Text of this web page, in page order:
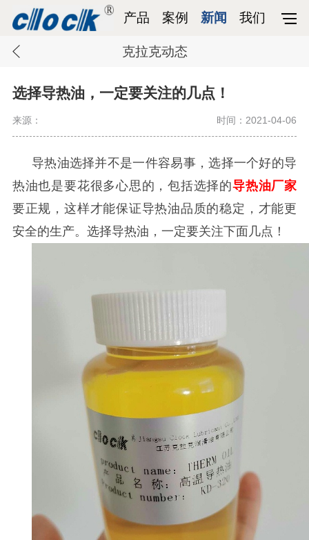
产品 案例 新闻 我们
克拉克动态
选择导热油，一定要关注的几点！
来源： 时间：2021-04-06
导热油选择并不是一件容易事，选择一个好的导
热油也是要花很多心思的，包括选择的导热油厂家
要正规，这样才能保证导热油品质的稳定，才能更
安全的生产。选择导热油，一定要关注下面几点！